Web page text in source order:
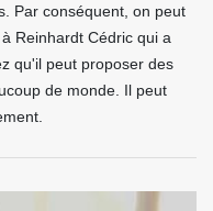
Par conséquent, on peut
Reinhardt Cédric qui a
qu'il peut proposer des
de monde. Il peut